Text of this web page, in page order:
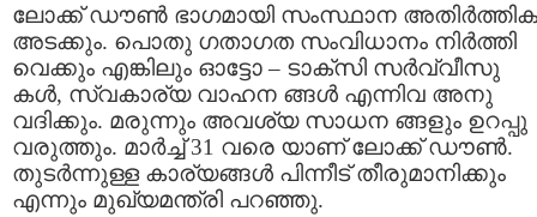
ലോക്ക് ഡൗണ്‍ ഭാഗമായി സംസ്ഥാന
അടക്കും. പൊതു ഗതാഗത സംവിധാനം നിര്‍ത്തി
വെക്കും എങ്കിലും ഓട്ടോ – ടാക്സി സര്‍വ്വീസു
കള്‍, സ്വകാര്യ വാഹന ങ്ങൾ എന്നിവ അനു
വദിക്കും. മരുന്നും അവശ്യ സാധന ങ്ങളും ഉറപ്പു
വരുത്തും. മാര്‍ച്ച് 31 വരെ യാണ് ലോക്ക് ഡൗണ്‍.
തുടര്‍ന്നുള്ള കാര്യങ്ങള്‍ പിന്നീട് തീരുമാനിക്കും
എന്നും മുഖ്യമന്ത്രി പറഞ്ഞു.